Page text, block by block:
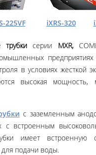
225VF iXRS-320
трубкисерии MXR,
в условиях жесткой
высокая
с заземленным
с встроенным
имеет встроенную
подачи воды.